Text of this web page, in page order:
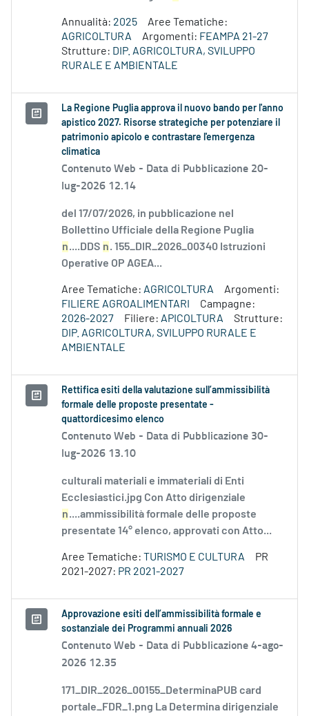
Annualità: 2025
Aree Tematiche:
AGRICOLTURA
Argomenti: FEAMPA 21-27
Strutture: DIP. AGRICOLTURA, SVILUPPO
RURALE E AMBIENTALE
La Regione Puglia approva il nuovo bando per l'anno
apistico 2027. Risorse strategiche per potenziare il
patrimonio apicolo e contrastare l'emergenza
climatica
Contenuto Web - Data di Pubblicazione 20-
lug-2026 12.14
del 17/07/2026, in pubblicazione nel
Bollettino Ufficiale della Regione Puglia
n....DDS n. 155_DIR_2026_00340 Istruzioni
Operative OP AGEA...
Aree Tematiche: AGRICOLTURA
Argomenti:
FILIERE AGROALIMENTARI
Campagne:
2026-2027
Filiere: APICOLTURA
Strutture:
DIP. AGRICOLTURA, SVILUPPO RURALE E
AMBIENTALE
Rettifica esiti della valutazione sull’ammissibilità
formale delle proposte presentate -
quattordicesimo elenco
Contenuto Web - Data di Pubblicazione 30-
lug-2026 13.10
culturali materiali e immateriali di Enti
Ecclesiastici.jpg Con Atto dirigenziale
n....ammissibilità formale delle proposte
presentate 14° elenco, approvati con Atto...
Aree Tematiche: TURISMO E CULTURA
PR
2021-2027: PR 2021-2027
Approvazione esiti dell’ammissibilità formale e
sostanziale dei Programmi annuali 2026
Contenuto Web - Data di Pubblicazione 4-ago-
2026 12.35
171_DIR_2026_00155_DeterminaPUB card
portale_FDR_1.png La Determina dirigenziale